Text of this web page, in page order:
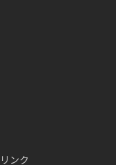
ンク